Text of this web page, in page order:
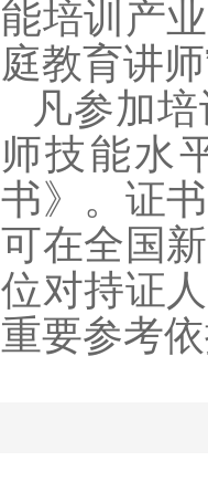
能培训产
庭教育讲
凡参加
师技能水
书》。证
可在全国
位对持证
重要参考